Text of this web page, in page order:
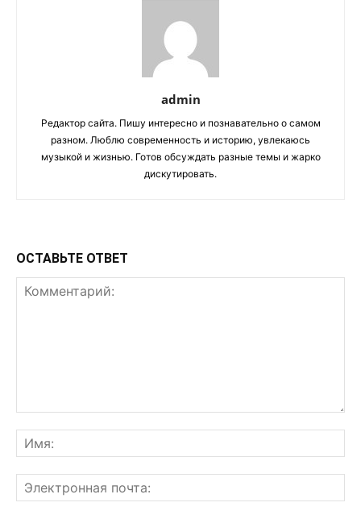
admin
Редактор сайта. Пишу интересно и познавательно о самом
разном. Люблю современность и историю, увлекаюсь
музыкой и жизнью. Готов обсуждать разные темы и жарко
дискутировать.
ОСТАВЬТЕ ОТВЕТ